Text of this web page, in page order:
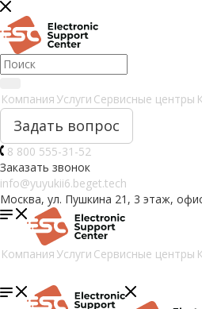
Компания Услуги Сервисные центры
Задать вопрос
8 800 555-31-52
Заказать звонок
info@yuyukii6.beget.tech
Москва, ул. Пушкина 21, 3 этаж,
Компания Услуги Сервисные центры